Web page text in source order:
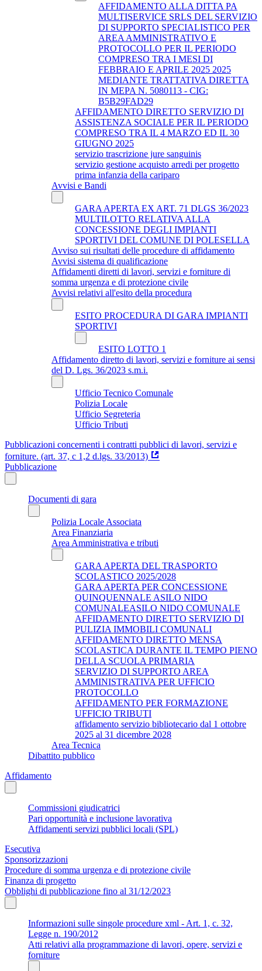
AFFIDAMENTO ALLA DITTA PA
MULTISERVICE SRLS DEL SERVIZIO
DI SUPPORTO SPECIALISTICO PER
AREA AMMINISTRATIVO E
PROTOCOLLO PER IL PERIODO
COMPRESO TRA I MESI DI
FEBBRAIO E APRILE 2025 2025
MEDIANTE TRATTATIVA DIRETTA
IN MEPA N. 5080113 - CIG:
B5B29FAD29
AFFIDAMENTO DIRETTO SERVIZIO DI
ASSISTENZA SOCIALE PER IL PERIODO
COMPRESO TRA IL 4 MARZO ED IL 30
GIUGNO 2025
servizio trascrizione jure sanguinis
servizio gestione acquisto arredi per progetto
prima infanzia della cariparo
Avvisi e Bandi
GARA APERTA EX ART. 71 DLGS 36/2023
MULTILOTTO RELATIVA ALLA
CONCESSIONE DEGLI IMPIANTI
SPORTIVI DEL COMUNE DI POLESELLA
Avviso sui risultati delle procedure di affidamento
Avvisi sistema di qualificazione
Affidamenti diretti di lavori, servizi e forniture di
somma urgenza e di protezione civile
Avvisi relativi all'esito della procedura
ESITO PROCEDURA DI GARA IMPIANTI
SPORTIVI
ESITO LOTTO 1
Affidamento diretto di lavori, servizi e forniture ai sensi
del D. Lgs. 36/2023 s.m.i.
Ufficio Tecnico Comunale
Polizia Locale
Ufficio Segreteria
Ufficio Tributi
Pubblicazioni concernenti i contratti pubblici di lavori, servizi e
forniture. (art. 37, c 1,2 d.lgs. 33/2013)
Pubblicazione
Documenti di gara
Polizia Locale Associata
Area Finanziaria
Area Amministrativa e tributi
GARA APERTA DEL TRASPORTO
SCOLASTICO 2025/2028
GARA APERTA PER CONCESSIONE
QUINQUENNALE ASILO NIDO
COMUNALEASILO NIDO COMUNALE
AFFIDAMENTO DIRETTO SERVIZIO DI
PULIZIA IMMOBILI COMUNALI
AFFIDAMENTO DIRETTO MENSA
SCOLASTICA DURANTE IL TEMPO PIENO
DELLA SCUOLA PRIMARIA
SERVIZIO DI SUPPORTO AREA
AMMINISTRATIVA PER UFFICIO
PROTOCOLLO
AFFIDAMENTO PER FORMAZIONE
UFFICIO TRIBUTI
affidamento servizio bibliotecario dal 1 ottobre
2025 al 31 dicembre 2028
Area Tecnica
Dibattito pubblico
Affidamento
Commissioni giudicatrici
Pari opportunità e inclusione lavorativa
Affidamenti servizi pubblici locali (SPL)
Esecutiva
Sponsorizzazioni
Procedure di somma urgenza e di protezione civile
Finanza di progetto
Obblighi di pubblicazione fino al 31/12/2023
Informazioni sulle singole procedure xml - Art. 1, c. 32,
Legge n. 190/2012
Atti relativi alla programmazione di lavori, opere, servizi e
forniture